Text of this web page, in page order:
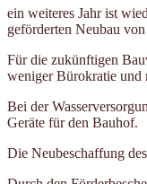
ein weiteres Jahr ist
geförderten Neubau
Für die zukünftigen
weniger Bürokratie und
Bei der
Geräte für den Bauhof.
Die Neubeschaffung